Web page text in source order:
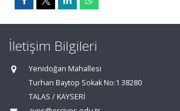
İletişim Bilgileri
Yenidoğan Mahallesi
Turhan Baytop Sokak No:1 38280
TALAS / KAYSERİ